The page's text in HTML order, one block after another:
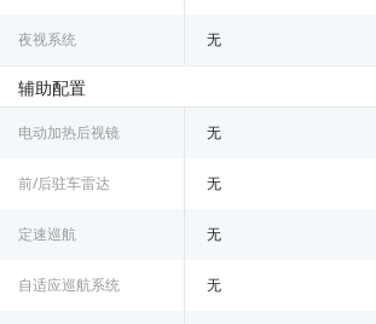
夜视系统 无
辅助配置
电动加热后视镜 无
前/后驻车雷达 无
定速巡航 无
自适应巡航系统 无